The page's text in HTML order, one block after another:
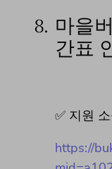
8. 마을
간표
✅ 지원
https://